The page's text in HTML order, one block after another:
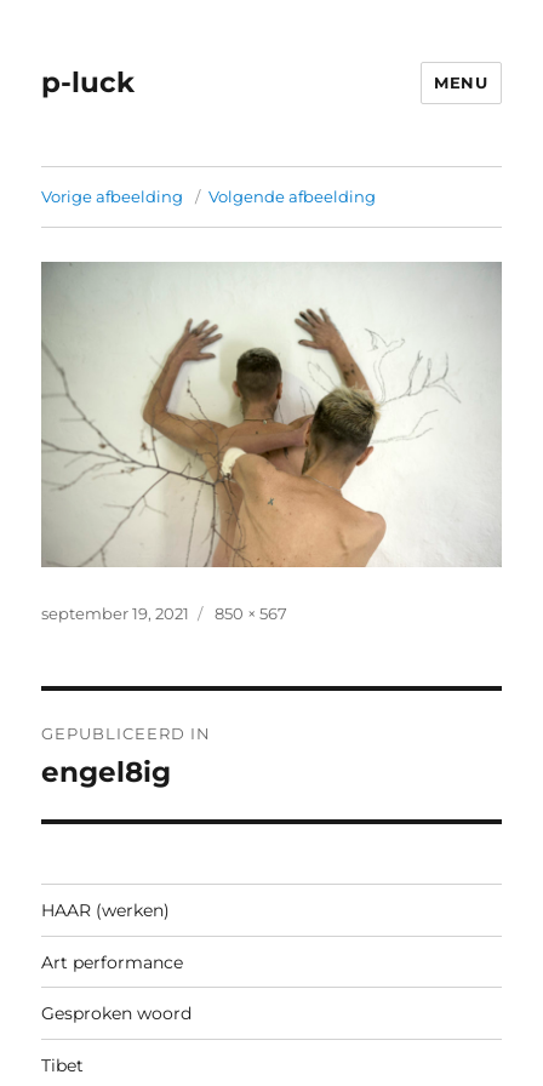
p-luck MENU
Vorige afbeelding Volgende afbeelding
Geplaatst
september 19, 2021
Volledige
850 × 567
navigatie
GEPUBLICEERD IN
engel8ig
HAAR (werken)
Art performance
Gesproken woord
Tibet